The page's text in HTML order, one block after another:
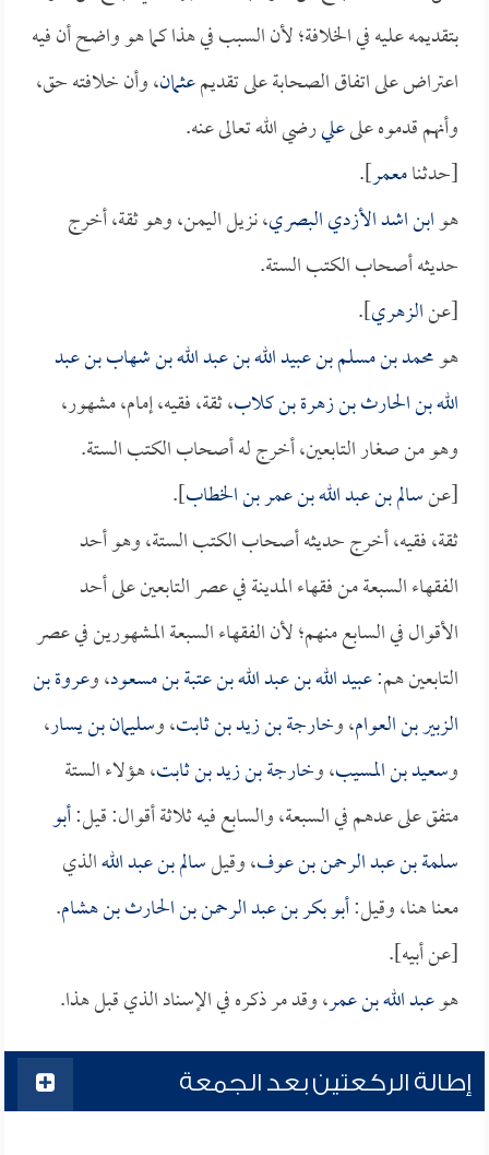
بتقديمه عليه في الخلافة؛ لأن السبب في هذا كما هو واضح أن فيه
اعتراض على اتفاق الصحابة على تقديمعثمان، وأن خلافته حق،
وأنهم قدموه علىعليرضي الله تعالى عنه.
[حدثنامعمر].
هوابن اشد الأزدي البصري، نزيل اليمن، وهو ثقة، أخرج
حديثه أصحاب الكتب الستة.
[عنالزهري].
هومحمد بن مسلم بن عبيد الله بن عبد الله بن شهاب بن عبد
الله بن الحارث بن زهرة بن كلاب، ثقة، فقيه، إمام، مشهور،
وهو من صغار التابعين، أخرج له أصحاب الكتب الستة.
[عنسالم بن عبد الله بن عمر بن الخطاب].
ثقة، فقيه، أخرج حديثه أصحاب الكتب الستة، وهو أحد
الفقهاء السبعة من فقهاء المدينة في عصر التابعين على أحد
الأقوال في السابع منهم؛ لأن الفقهاء السبعة المشهورين في عصر
التابعين هم:عبيد الله بن عبد الله بن عتبة بن مسعود، وعروة بن
الزبير بن العوام، وخارجة بن زيد بن ثابت، وسليمان بن يسار،
وسعيد بن المسيب، وخارجة بن زيد بن ثابت، هؤلاء الستة
متفق على عدهم في السبعة، والسابع فيه ثلاثة أقوال: قيل:أبو
سلمة بن عبد الرحمن بن عوف، وقيلسالم بن عبد اللهالذي
معنا هنا، وقيل:أبو بكر بن عبد الرحمن بن الحارث بن هشام.
[عن أبيه].
هوعبد الله بن عمر، وقد مر ذكره في الإسناد الذي قبل هذا.
إطالة الركعتين بعد الجمعة